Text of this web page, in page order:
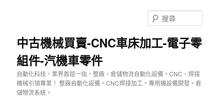
中古機械買賣-CNC車床加工-電子零
組件-汽機車零件
自動化科技，業界首屈一指，整廠、倉儲物流自動化設備，CNC、焊接
機械引領專業！ 整廠自動化設備。CNC焊接加工。專用機設備開發。倉
儲物流系統。
尋